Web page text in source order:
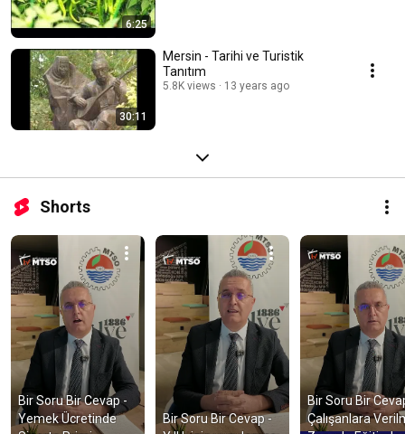
6:25
30:11
Mersin - Tarihi ve Turistik
Tanıtım
5.8K views 13 years ago
Shorts
Bir Soru Bir Cevap -
Yemek Ücretinde
Bir Soru Bir Cevap -
Bir Soru Bir
Çalışanlara